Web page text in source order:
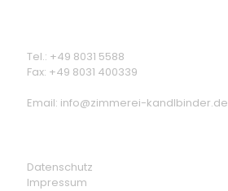
Tel.: +49 8031 5588
Fax: +49 8031 400339
Email: info@zimmerei-kandlbinder.de
Datenschutz
Impressum